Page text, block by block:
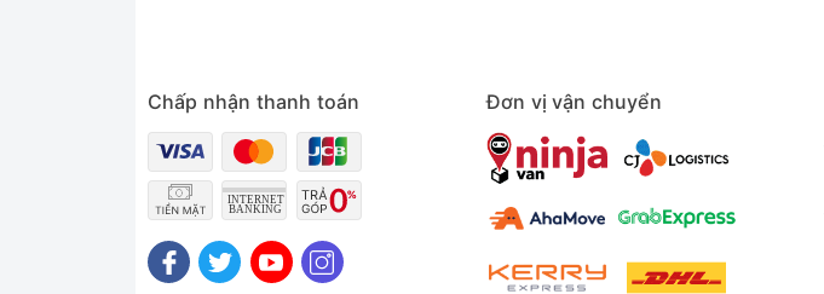
Chấp nhận thanh toán Đơn vị vận chuyển